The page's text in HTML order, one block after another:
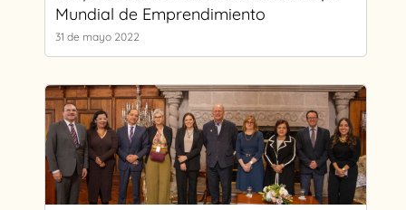
Mundial de Emprendimiento
31 de mayo 2022